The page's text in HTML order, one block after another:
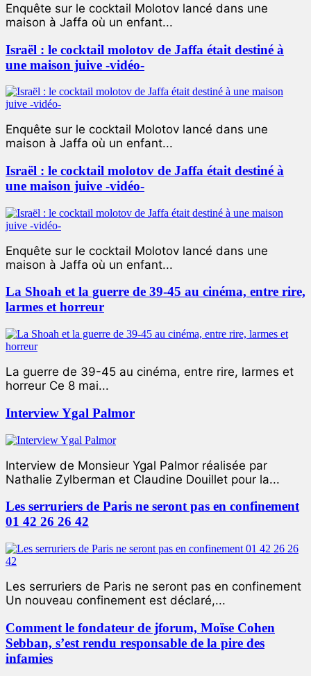
Enquête sur le cocktail Molotov lancé dans une
maison à Jaffa où un enfant...
Israël : le cocktail molotov de Jaffa était destiné à
une maison juive -vidéo-
Enquête sur le cocktail Molotov lancé dans une
maison à Jaffa où un enfant...
Israël : le cocktail molotov de Jaffa était destiné à
une maison juive -vidéo-
Enquête sur le cocktail Molotov lancé dans une
maison à Jaffa où un enfant...
La Shoah et la guerre de 39-45 au cinéma, entre rire,
larmes et horreur
La guerre de 39-45 au cinéma, entre rire, larmes et
horreur Ce 8 mai...
Interview Ygal Palmor
Interview de Monsieur Ygal Palmor réalisée par
Nathalie Zylberman et Claudine Douillet pour la...
Les serruriers de Paris ne seront pas en confinement
01 42 26 26 42
Les serruriers de Paris ne seront pas en confinement
Un nouveau confinement est déclaré,...
Comment le fondateur de jforum, Moïse Cohen
Sebban, s’est rendu responsable de la pire des
infamies